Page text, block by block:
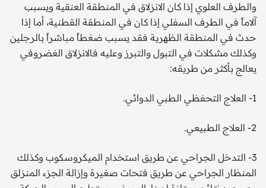
والطرف العلوي إذا كان الانزلاق في المنطقة العنقية ويسبب
آلاماً في الطرف السفلي إذا كان في المنطقة القطنية، أما إذا
حدث في المنطقة الظهرية فقد يسبب ضغطاً مباشراً بالرجلين
وكذلك مشكلات في التبول والتبرز وعليه فالانزلاق الغضروفي
يعالج بأكثر من طريقه:
1- العلاج التحفظي الطبي الدوائي.
2- العلاج الطبيعي.
3- التدخل الجراحي عن طريق استخدام الميكروسكوب وكذلك
المنظار الجراحي عن طريق فتحات صغيرة وإزالة الجزء المنزلق